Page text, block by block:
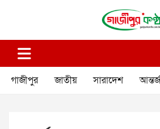
গাজীপুর কণ্ঠ
গাজীপুর জাতীয় সারাদেশ